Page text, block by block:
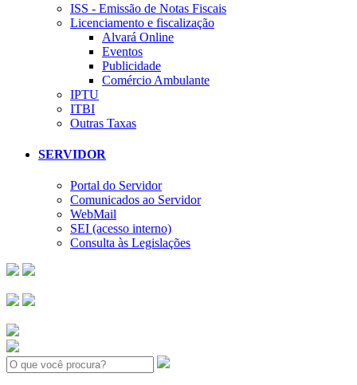
ISS - Emissão de Notas Fiscais
Licenciamento e fiscalização
Alvará Online
Eventos
Publicidade
Comércio Ambulante
IPTU
ITBI
Outras Taxas
SERVIDOR
Portal do Servidor
Comunicados ao Servidor
WebMail
SEI (acesso interno)
Consulta às Legislações
Search: